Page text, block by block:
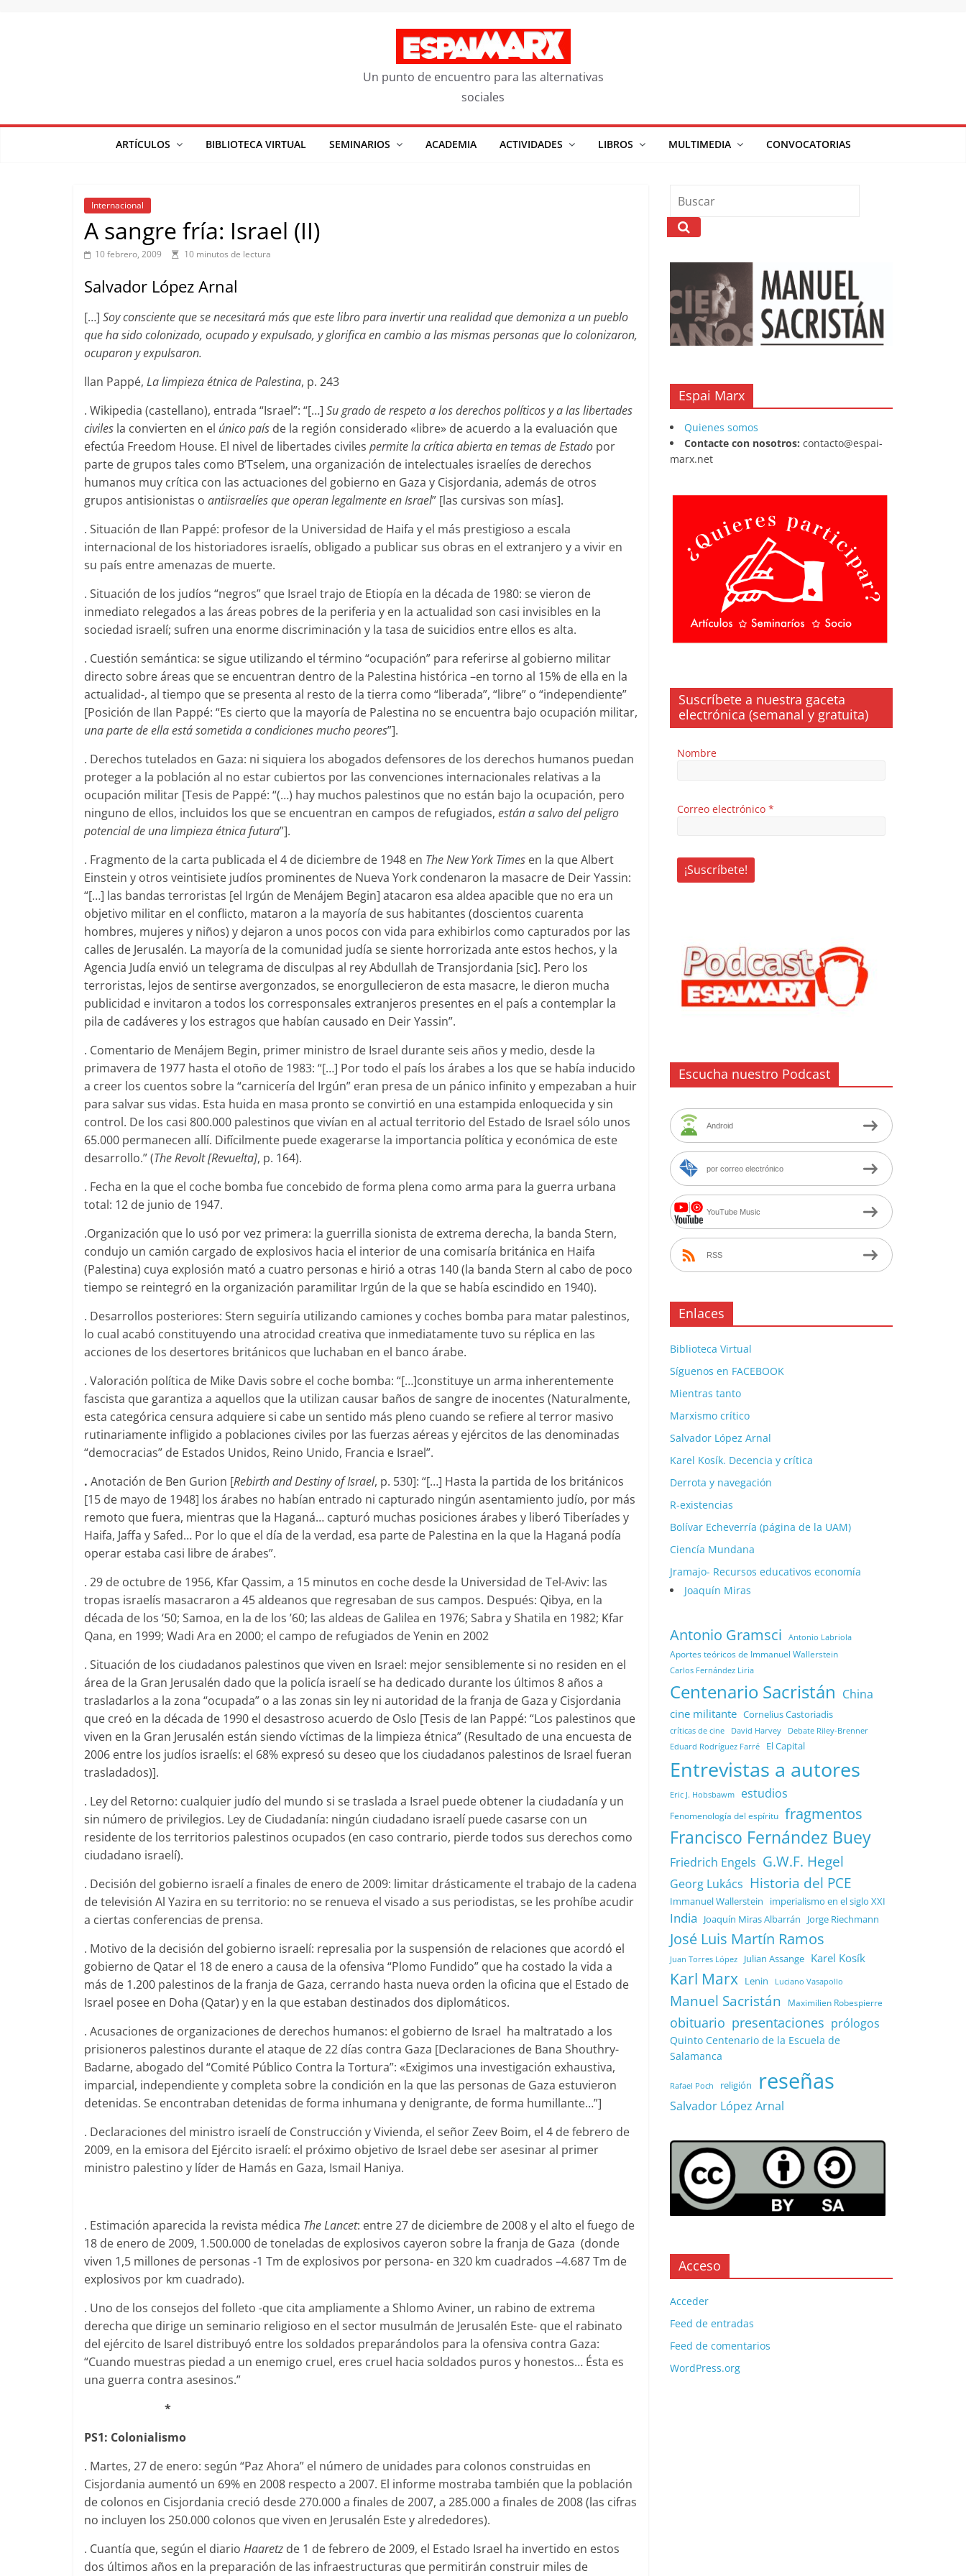
Un punto de encuentro para las alternativas
sociales
ARTÍCULOS BIBLIOTECA VIRTUAL SEMINARIOS ACADEMIA ACTIVIDADES LIBROS MULTIMEDIA CONVOCATORIAS
Internacional
A sangre fría: Israel (II)
10 febrero, 2009 10 minutos de lectura
Salvador López Arnal
[…] Soy consciente que se necesitará más que este libro para invertir una realidad que demoniza a un pueblo
que ha sido colonizado, ocupado y expulsado, y glorifica en cambio a las mismas personas que lo colonizaron,
ocuparon y expulsaron.
llan Pappé, La limpieza étnica de Palestina, p. 243
. Wikipedia (castellano), entrada “Israel”: “[…] Su grado de respeto a los derechos políticos y a las libertades
civiles la convierten en el único país de la región considerado «libre» de acuerdo a la evaluación que
efectúa Freedom House. El nivel de libertades civiles permite la crítica abierta en temas de Estado por
parte de grupos tales como B’Tselem, una organización de intelectuales israelíes de derechos
humanos muy crítica con las actuaciones del gobierno en Gaza y Cisjordania, además de otros
grupos antisionistas o antiisraelíes que operan legalmente en Israel” [las cursivas son mías].
. Situación de Ilan Pappé: profesor de la Universidad de Haifa y el más prestigioso a escala
internacional de los historiadores israelís, obligado a publicar sus obras en el extranjero y a vivir en
su país entre amenazas de muerte.
. Situación de los judíos “negros” que Israel trajo de Etiopía en la década de 1980: se vieron de
inmediato relegados a las áreas pobres de la periferia y en la actualidad son casi invisibles en la
sociedad israelí; sufren una enorme discriminación y la tasa de suicidios entre ellos es alta.
. Cuestión semántica: se sigue utilizando el término “ocupación” para referirse al gobierno militar
directo sobre áreas que se encuentran dentro de la Palestina histórica –en torno al 15% de ella en la
actualidad-, al tiempo que se presenta al resto de la tierra como “liberada”, “libre” o “independiente”
[Posición de Ilan Pappé: “Es cierto que la mayoría de Palestina no se encuentra bajo ocupación militar,
una parte de ella está sometida a condiciones mucho peores”].
. Derechos tutelados en Gaza: ni siquiera los abogados defensores de los derechos humanos puedan
proteger a la población al no estar cubiertos por las convenciones internacionales relativas a la
ocupación militar [Tesis de Pappé: “(…) hay muchos palestinos que no están bajo la ocupación, pero
ninguno de ellos, incluidos los que se encuentran en campos de refugiados, están a salvo del peligro
potencial de una limpieza étnica futura”].
. Fragmento de la carta publicada el 4 de diciembre de 1948 en The New York Times en la que Albert
Einstein y otros veintisiete judíos prominentes de Nueva York condenaron la masacre de Deir Yassin:
“[…] las bandas terroristas [el Irgún de Menájem Begin] atacaron esa aldea apacible que no era un
objetivo militar en el conflicto, mataron a la mayoría de sus habitantes (doscientos cuarenta
hombres, mujeres y niños) y dejaron a unos pocos con vida para exhibirlos como capturados por las
calles de Jerusalén. La mayoría de la comunidad judía se siente horrorizada ante estos hechos, y la
Agencia Judía envió un telegrama de disculpas al rey Abdullah de Transjordania [sic]. Pero los
terroristas, lejos de sentirse avergonzados, se enorgullecieron de esta masacre, le dieron mucha
publicidad e invitaron a todos los corresponsales extranjeros presentes en el país a contemplar la
pila de cadáveres y los estragos que habían causado en Deir Yassin”.
. Comentario de Menájem Begin, primer ministro de Israel durante seis años y medio, desde la
primavera de 1977 hasta el otoño de 1983: “[…] Por todo el país los árabes a los que se había inducido
a creer los cuentos sobre la “carnicería del Irgún” eran presa de un pánico infinito y empezaban a huir
para salvar sus vidas. Esta huida en masa pronto se convirtió en una estampida enloquecida y sin
control. De los casi 800.000 palestinos que vivían en al actual territorio del Estado de Israel sólo unos
65.000 permanecen allí. Difícilmente puede exagerarse la importancia política y económica de este
desarrollo.” (The Revolt [Revuelta], p. 164).
. Fecha en la que el coche bomba fue concebido de forma plena como arma para la guerra urbana
total: 12 de junio de 1947.
.Organización que lo usó por vez primera: la guerrilla sionista de extrema derecha, la banda Stern,
condujo un camión cargado de explosivos hacia el interior de una comisaría británica en Haifa
(Palestina) cuya explosión mató a cuatro personas e hirió a otras 140 (la banda Stern al cabo de poco
tiempo se reintegró en la organización paramilitar Irgún de la que se había escindido en 1940).
. Desarrollos posteriores: Stern seguiría utilizando camiones y coches bomba para matar palestinos,
lo cual acabó constituyendo una atrocidad creativa que inmediatamente tuvo su réplica en las
acciones de los desertores británicos que luchaban en el banco árabe.
. Valoración política de Mike Davis sobre el coche bomba: “[…]constituye un arma inherentemente
fascista que garantiza a aquellos que la utilizan causar baños de sangre de inocentes (Naturalmente,
esta categórica censura adquiere si cabe un sentido más pleno cuando se refiere al terror masivo
rutinariamente infligido a poblaciones civiles por las fuerzas aéreas y ejércitos de las denominadas
“democracias” de Estados Unidos, Reino Unido, Francia e Israel”.
. Anotación de Ben Gurion [Rebirth and Destiny of Israel, p. 530]: “[…] Hasta la partida de los británicos
[15 de mayo de 1948] los árabes no habían entrado ni capturado ningún asentamiento judío, por más
remoto que fuera, mientras que la Haganá… capturó muchas posiciones árabes y liberó Tiberíades y
Haifa, Jaffa y Safed… Por lo que el día de la verdad, esa parte de Palestina en la que la Haganá podía
operar estaba casi libre de árabes”.
. 29 de octubre de 1956, Kfar Qassim, a 15 minutos en coche desde la Universidad de Tel-Aviv: las
tropas israelís masacraron a 45 aldeanos que regresaban de sus campos. Después: Qibya, en la
década de los ‘50; Samoa, en la de los ’60; las aldeas de Galilea en 1976; Sabra y Shatila en 1982; Kfar
Qana, en 1999; Wadi Ara en 2000; el campo de refugiados de Yenin en 2002
. Situación de los ciudadanos palestinos que viven en Israel: mejor sensiblemente si no residen en el
área de la Gran Jerusalén dado que la policía israelí se ha dedicado durante los últimos 8 años a
trasladarlos a la zona “ocupada” o a las zonas sin ley ni autoridad de la franja de Gaza y Cisjordania
que creó en la década de 1990 el desastroso acuerdo de Oslo [Tesis de Ian Pappé: “Los palestinos que
viven en la Gran Jerusalén están siendo víctimas de la limpieza étnica” (Resultado de una encuesta de
2006 entre los judíos israelís: el 68% expresó su deseo que los ciudadanos palestinos de Israel fueran
trasladados)].
. Ley del Retorno: cualquier judío del mundo si se traslada a Israel puede obtener la ciudadanía y un
sin número de privilegios. Ley de Ciudadanía: ningún ciudadano israelí puede casarse con un
residente de los territorios palestinos ocupados (en caso contrario, pierde todos sus derechos como
ciudadano israelí).
. Decisión del gobierno israelí a finales de enero de 2009: limitar drásticamente el trabajo de la cadena
de televisión Al Yazira en su territorio: no se renueva el visado a sus periodistas, se les prohíbe acudir
a ciertas conferencias de prensa.
. Motivo de la decisión del gobierno israelí: represalia por la suspensión de relaciones que acordó el
gobierno de Qatar el 18 de enero a causa de la ofensiva “Plomo Fundido” que ha costado la vida a
más de 1.200 palestinos de la franja de Gaza, cerrando hasta nueva orden la oficina que el Estado de
Israel posee en Doha (Qatar) y en la que estaban destinados dos diplomáticos.
. Acusaciones de organizaciones de derechos humanos: el gobierno de Israel ha maltratado a los
prisioneros palestinos durante el ataque de 22 días contra Gaza [Declaraciones de Bana Shouthry-
Badarne, abogado del “Comité Público Contra la Tortura”: «Exigimos una investigación exhaustiva,
imparcial, independiente y completa sobre la condición en la que las personas de Gaza estuvieron
detenidas. Se encontraban detenidas de forma inhumana y denigrante, de forma humillante…”]
. Declaraciones del ministro israelí de Construcción y Vivienda, el señor Zeev Boim, el 4 de febrero de
2009, en la emisora del Ejército israelí: el próximo objetivo de Israel debe ser asesinar al primer
ministro palestino y líder de Hamás en Gaza, Ismail Haniya.
. Estimación aparecida la revista médica The Lancet: entre 27 de diciembre de 2008 y el alto el fuego de
18 de enero de 2009, 1.500.000 de toneladas de explosivos cayeron sobre la franja de Gaza (donde
viven 1,5 millones de personas -1 Tm de explosivos por persona- en 320 km cuadrados –4.687 Tm de
explosivos por km cuadrado).
. Uno de los consejos del folleto -que cita ampliamente a Shlomo Aviner, un rabino de extrema
derecha que dirige un seminario religioso en el sector musulmán de Jerusalén Este- que el rabinato
del ejército de Isarel distribuyó entre los soldados preparándolos para la ofensiva contra Gaza:
“Cuando muestras piedad a un enemigo cruel, eres cruel hacia soldados puros y honestos… Ésta es
una guerra contra asesinos.”
*
PS1: Colonialismo
. Martes, 27 de enero: según “Paz Ahora” el número de unidades para colonos construidas en
Cisjordania aumentó un 69% en 2008 respecto a 2007. El informe mostraba también que la población
de colonos en Cisjordania creció desde 270.000 a finales de 2007, a 285.000 a finales de 2008 (las cifras
no incluyen los 250.000 colonos que viven en Jerusalén Este y alrededores).
. Cuantía que, según el diario Haaretz de 1 de febrero de 2009, el Estado Israel ha invertido en estos
dos últimos años en la preparación de las infraestructuras que permitirán construir miles de
Espai Marx
Quienes somos
Contacte con nosotros: contacto@espai-
marx.net
Suscríbete a nuestra gaceta
electrónica (semanal y gratuita)
Nombre
Correo electrónico *
Escucha nuestro Podcast
Android
por correo electrónico
YouTube Music
RSS
Enlaces
Biblioteca Virtual
Síguenos en FACEBOOK
Mientras tanto
Marxismo crítico
Salvador López Arnal
Karel Kosík. Decencia y crítica
Derrota y navegación
R-existencias
Bolívar Echeverría (página de la UAM)
Ciencía Mundana
Jramajo- Recursos educativos economía
Joaquín Miras
Antonio Gramsci Antonio Labriola
Aportes teóricos de Immanuel Wallerstein
Carlos Fernández Liria
Centenario Sacristán China
cine militante Cornelius Castoriadis
críticas de cine David Harvey Debate Riley-Brenner
Eduard Rodríguez Farré El Capital
Entrevistas a autores
Eric J. Hobsbawm estudios
Fenomenología del espíritu fragmentos
Francisco Fernández Buey
Friedrich Engels G.W.F. Hegel
Georg Lukács Historia del PCE
Immanuel Wallerstein imperialismo en el siglo XXI
India Joaquín Miras Albarrán Jorge Riechmann
José Luis Martín Ramos
Juan Torres López Julian Assange Karel Kosík
Karl Marx Lenin Luciano Vasapollo
Manuel Sacristán Maximilien Robespierre
obituario presentaciones prólogos
Quinto Centenario de la Escuela de
Salamanca
Rafael Poch religión reseñas
Salvador López Arnal
Acceso
Acceder
Feed de entradas
Feed de comentarios
WordPress.org